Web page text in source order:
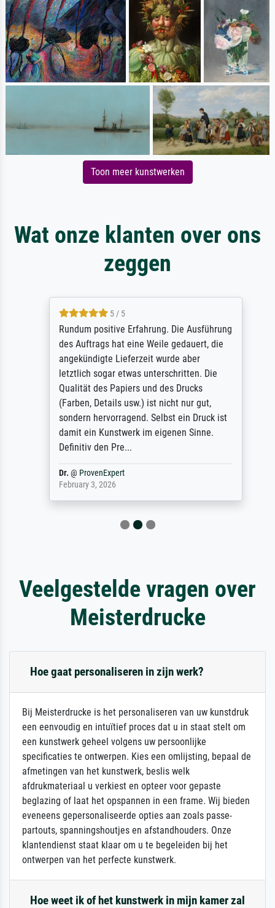
Toon meer kunstwerken
Wat onze klanten over ons
zeggen
5 / 5
Rundum positive Erfahrung. Die Ausführung
des Auftrags hat eine Weile gedauert, die
angekündigte Lieferzeit wurde aber
letztlich sogar etwas unterschritten. Die
Qualität des Papiers und des Drucks
(Farben, Details usw.) ist nicht nur gut,
sondern hervorragend. Selbst ein Druck ist
damit ein Kunstwerk im eigenen Sinne.
Definitiv den Pre...
Dr.@ProvenExpert
February 3, 2026
Veelgestelde vragen over
Meisterdrucke
Hoe gaat personaliseren in zijn werk?
Bij Meisterdrucke is het personaliseren van uw kunstdruk
een eenvoudig en intuïtief proces dat u in staat stelt om
een kunstwerk geheel volgens uw persoonlijke
specificaties te ontwerpen. Kies een omlijsting, bepaal de
afmetingen van het kunstwerk, beslis welk
afdrukmateriaal u verkiest en opteer voor gepaste
beglazing of laat het opspannen in een frame. Wij bieden
eveneens gepersonaliseerde opties aan zoals passe-
partouts, spanningshoutjes en afstandhouders. Onze
klantendienst staat klaar om u te begeleiden bij het
ontwerpen van het perfecte kunstwerk.
Hoe weet ik of het kunstwerk in mijn kamer zal